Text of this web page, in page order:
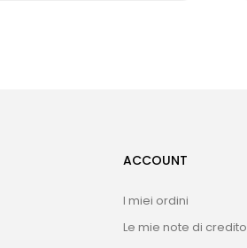
ACCOUNT
I miei ordini
Le mie note di credito